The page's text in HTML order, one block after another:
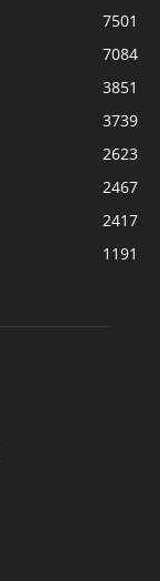
7501
7084
3851
3739
2623
2467
2417
1191